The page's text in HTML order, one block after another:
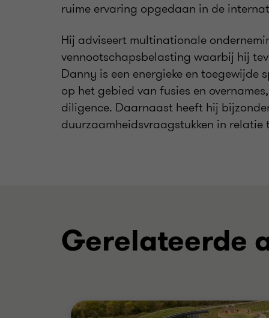
ruime ervaring opgedaan in de
Hij adviseert multinationale
vennootschapsbelasting waarbij hij
Danny is een energieke en
op het gebied van fusies en
diligence. Daarnaast heeft hij
duurzaamheidsvraagstukken in
Gerelateerde